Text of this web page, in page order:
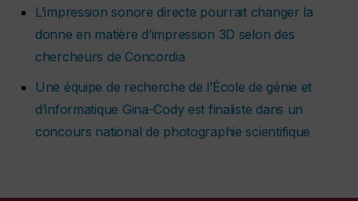
L’impression sonore directe pourrait changer la
donne en matière d’impression 3D selon des
chercheurs de Concordia
Une équipe de recherche de l’École de génie et
d’informatique Gina-Cody est finaliste dans un
concours national de photographie scientifique